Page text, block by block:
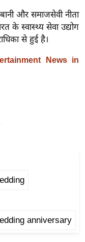
और समाजसेवी नीता
के स्वास्थ्य सेवा उद्योग
से हुई है।
News in
anniversary